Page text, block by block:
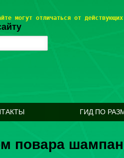
могут отличаться от
ГИД ПО
повара